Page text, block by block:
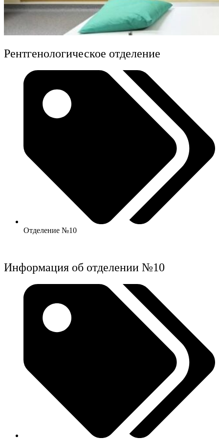
Рентгенологическое отделение
Отделение №10
Информация об отделении №10